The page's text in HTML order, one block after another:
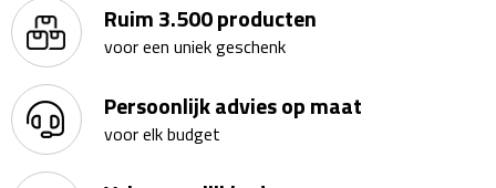
Fiets reparatiesets
Zadelhoezen
Drinkwaren
Ruim 3.500 producten
voor een uniek geschenk
Persoonlijk advies op maat
voor elk budget